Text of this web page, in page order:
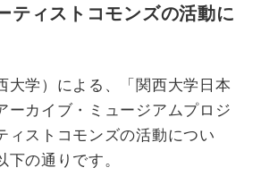
ティストコモンズの活動に
大学）による、「関西大学日本
ーカイブ・ミュージアムプロジ
ィストコモンズの活動につい
下の通りです。